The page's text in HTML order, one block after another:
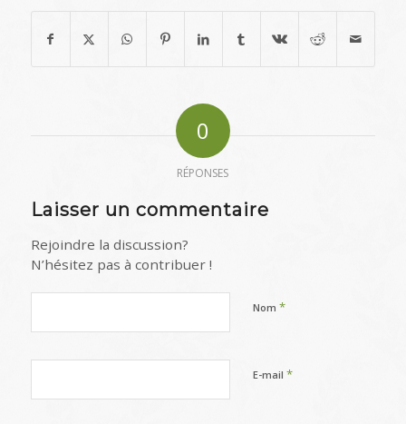
0
RÉPONSES
Laisser un commentaire
Rejoindre la discussion?
N’hésitez pas à contribuer !
Nom *
E-mail *